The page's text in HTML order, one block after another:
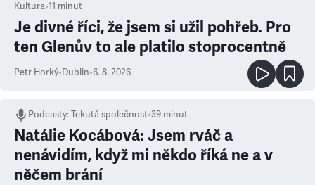
Kultura•11 minut
Je divné říci, že jsem si užil pohřeb. Pro
ten Glenův to ale platilo stoprocentně
Petr Horký•Dublin•6. 8. 2026
Podcasty:Tekutá společnost•39 minut
Natálie Kocábová: Jsem rváč a
nenávidím, když mi někdo říká ne a v
něčem brání